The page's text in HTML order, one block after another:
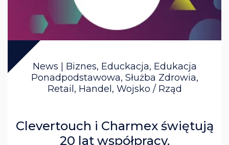
News | Biznes, Educkacja, Edukacja
Ponadpodstawowa, Służba Zdrowia,
Retail, Handel, Wojsko / Rząd
Clevertouch i Charmex świętują
20 lat współpracy,